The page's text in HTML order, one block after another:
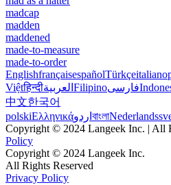
madcap
madden
maddened
made-to-measure
made-to-order
EnglishfrançaisespañolTürkçeitaliano
Việtहिन्दीالعربية Filipinoفارسی
中文한국어
polskiΕλληνικάاردو বাংলাNederlands
Copyright © 2024 Langeek Inc. | All
Policy
Copyright © 2024 Langeek Inc.
All Rights Reserved
Privacy Policy